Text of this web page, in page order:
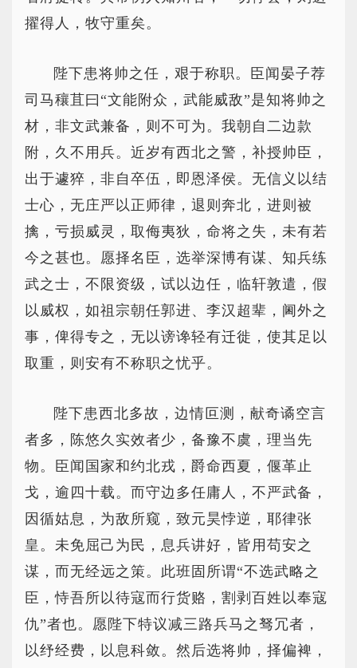
擢得人，牧守重矣。
陛下患将帅之任，艰于称职。臣闻晏子荐
司马穰苴曰“文能附众，武能威敌”是知将帅之
材，非文武兼备，则不可为。我朝自二边款
附，久不用兵。近岁有西北之警，补授帅臣，
出于遽猝，非自卒伍，即恩泽侯。无信义以结
士心，无庄严以正师律，退则奔北，进则被
擒，亏损威灵，取侮夷狄，命将之失，未有若
今之甚也。愿择名臣，选举深博有谋、知兵练
武之士，不限资级，试以边任，临轩敦遣，假
以威权，如祖宗朝任郭进、李汉超辈，阃外之
事，俾得专之，无以谤谗轻有迁徙，使其足以
取重，则安有不称职之忧乎。
陛下患西北多故，边情叵测，献奇谲空言
者多，陈悠久实效者少，备豫不虞，理当先
物。臣闻国家和约北戎，爵命西夏，偃革止
戈，逾四十载。而守边多任庸人，不严武备，
因循姑息，为敌所窥，致元昊悖逆，耶律张
皇。未免屈己为民，息兵讲好，皆用苟安之
谋，而无经远之策。此班固所谓“不选武略之
臣，恃吾所以待寇而行货赂，割剥百姓以奉寇
仇”者也。愿陛下特议减三路兵马之驽冗者，
以纾经费，以息科敛。然后选将帅，择偏裨，